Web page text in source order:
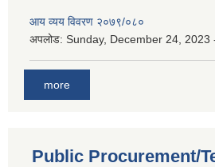
आय व्यय विवरण २०७९/०८०
अपलोड: Sunday, December 24, 2023
more
Public Procurement/